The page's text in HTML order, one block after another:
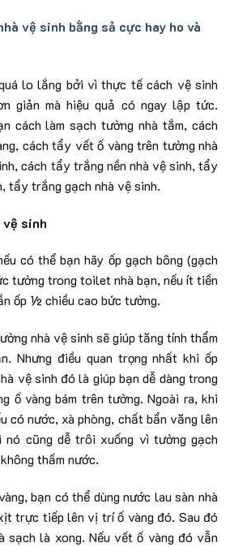
vệ sinh bằng sả cực hay ho và
lo lắng bởi vì thực tế cách vệ sinh
giản mà hiệu quả có ngay lập tức.
cách làm sạch tường nhà tắm, cách
cách tẩy vết ố vàng trên tường nhà
cách tẩy trắng nền nhà vệ sinh, tẩy
tẩy trắng gạch nhà vệ sinh.
vệ sinh
có thể bạn hãy ốp gạch bông (gạch
tường trong toilet nhà bạn, nếu ít tiền
ốp ½ chiều cao bức tường.
nhà vệ sinh sẽ giúp tăng tính thẩm
Nhưng điều quan trọng nhất khi ốp
vệ sinh đó là giúp bạn dễ dàng trong
ố vàng bám trên tường. Ngoài ra, khi
có nước, xà phòng, chất bẩn văng lên
nó cũng dễ trôi xuống vì tường gạch
thấm nước.
bạn có thể dùng nước lau sàn nhà
trực tiếp lên vị trí ố vàng đó. Sau đó
sạch là xong. Nếu vết ố vàng đó vẫn